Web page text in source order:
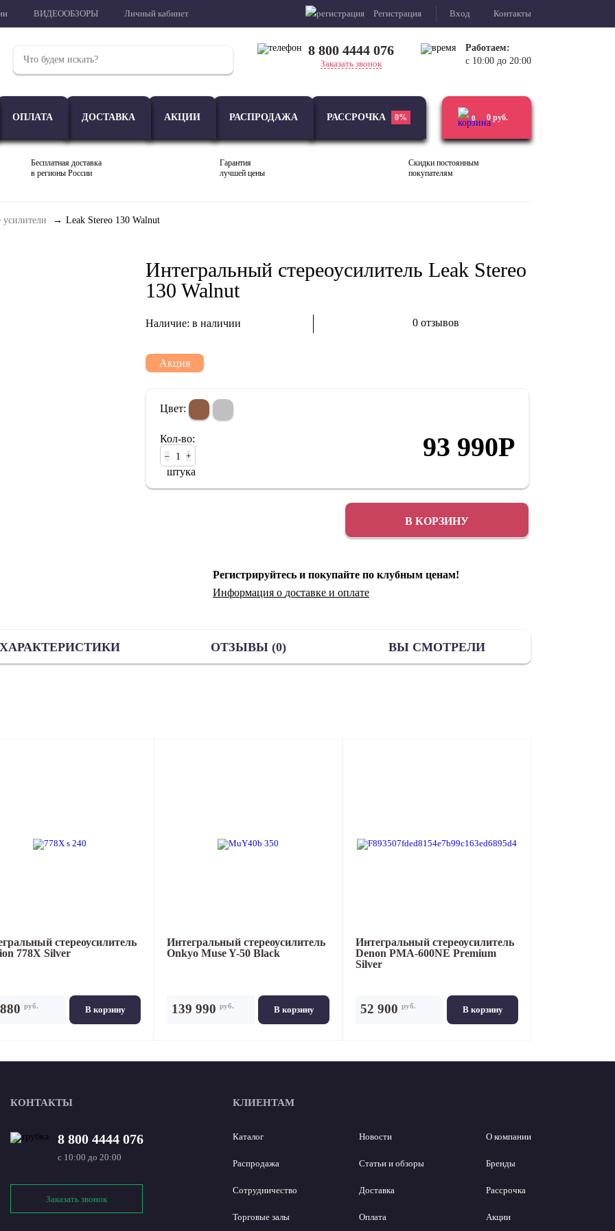
ВИДЕООБЗОРЫ Личный кабинет Регистрация Вход Контакты
8 800 4444 076
Заказать звонок
Работаем:
с 10:00 до 20:00
Наушники
ОПЛАТА ДОСТАВКА АКЦИИ РАСПРОДАЖА РАССРОЧКА 0% 0 0 руб.
Бесплатная доставка
в регионы России
Гарантия
лучшей цены
Скидки постоянным
покупателям
усилители Leak Stereo 130 Walnut
Интегральный стереоусилитель Leak Stereo
130 Walnut
Наличие: в наличии 0 отзывов
Акция
Цвет:
Кол-во:
– +
штука
93 990Р
В КОРЗИНУ
Регистрируйтесь и покупайте по клубным ценам!
Информация о доставке и оплате
ХАРАКТЕРИСТИКИ ОТЗЫВЫ (0) ВЫ СМОТРЕЛИ
стереоусилитель
778X Silver
В корзину
руб.
Интегральный стереоусилитель
Onkyo Muse Y-50 Black
В корзину
139 990 руб.
Интегральный стереоусилитель
Denon PMA-600NE Premium
Silver
В корзину
52 900 руб.
КОНТАКТЫ
8 800 4444 076
с 10:00 до 20:00
Заказать звонок
КЛИЕНТАМ
Каталог
Распродажа
Сотрудничество
Торговые залы
Новости
Статьи и обзоры
Доставка
Оплата
О компании
Бренды
Рассрочка
Акции